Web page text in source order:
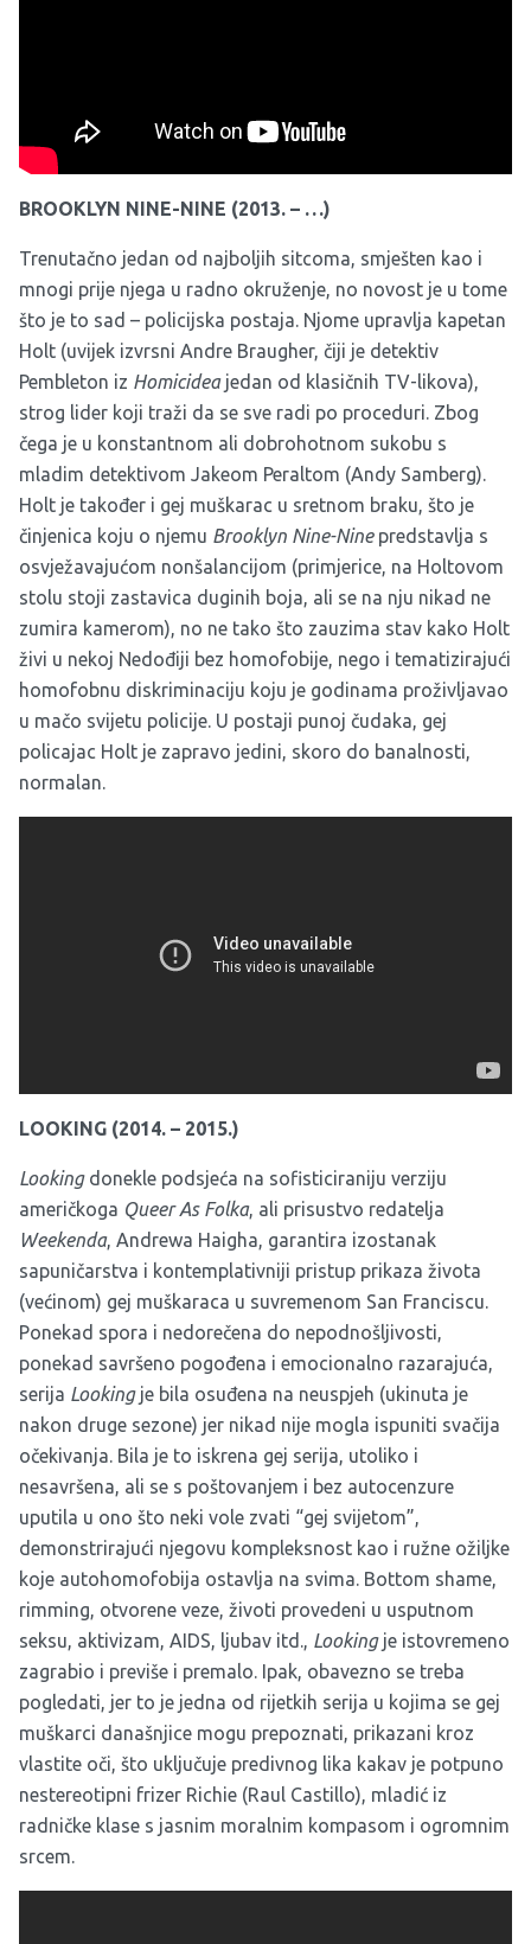
BROOKLYN NINE-NINE (2013. – …)
Trenutačno jedan od najboljih sitcoma, smješten kao i
mnogi prije njega u radno okruženje, no novost je u tome
što je to sad – policijska postaja. Njome upravlja kapetan
Holt (uvijek izvrsni Andre Braugher, čiji je detektiv
Pembleton iz Homicideajedan od klasičnih TV-likova),
strog lider koji traži da se sve radi po proceduri. Zbog
čega je u konstantnom ali dobrohotnom sukobu s
mladim detektivom Jakeom Peraltom (Andy Samberg).
Holt je također i gej muškarac u sretnom braku, što je
činjenica koju o njemu Brooklyn Nine-Ninepredstavlja s
osvježavajućom nonšalancijom (primjerice, na Holtovom
stolu stoji zastavica duginih boja, ali se na nju nikad ne
zumira kamerom), no ne tako što zauzima stav kako Holt
živi u nekoj Nedođiji bez homofobije, nego i tematizirajući
homofobnu diskriminaciju koju je godinama proživljavao
u mačo svijetu policije. U postaji punoj čudaka, gej
policajac Holt je zapravo jedini, skoro do banalnosti,
normalan.
LOOKING (2014. – 2015.)
Lookingdonekle podsjeća na sofisticiraniju verziju
američkoga Queer As Folka, ali prisustvo redatelja
Weekenda, Andrewa Haigha, garantira izostanak
sapuničarstva i kontemplativniji pristup prikaza života
(većinom) gej muškaraca u suvremenom San Franciscu.
Ponekad spora i nedorečena do nepodnošljivosti,
ponekad savršeno pogođena i emocionalno razarajuća,
serija Lookingje bila osuđena na neuspjeh (ukinuta je
nakon druge sezone) jer nikad nije mogla ispuniti svačija
očekivanja. Bila je to iskrena gej serija, utoliko i
nesavršena, ali se s poštovanjem i bez autocenzure
uputila u ono što neki vole zvati “gej svijetom”,
demonstrirajući njegovu kompleksnost kao i ružne ožiljke
koje autohomofobija ostavlja na svima. Bottom shame,
rimming, otvorene veze, životi provedeni u usputnom
seksu, aktivizam, AIDS, ljubav itd., Lookingje istovremeno
zagrabio i previše i premalo. Ipak, obavezno se treba
pogledati, jer to je jedna od rijetkih serija u kojima se gej
muškarci današnjice mogu prepoznati, prikazani kroz
vlastite oči, što uključuje predivnog lika kakav je potpuno
nestereotipni frizer Richie (Raul Castillo), mladić iz
radničke klase s jasnim moralnim kompasom i ogromnim
srcem.